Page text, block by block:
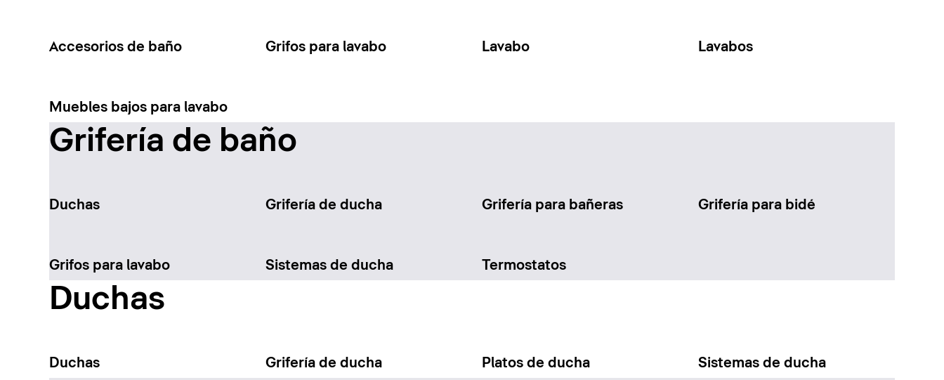
Accesorios de baño Grifos para lavabo Lavabo Lavabos
Muebles bajos para lavabo
Grifería de baño
Duchas Grifería de ducha Grifería para bañeras Grifería para bidé
Grifos para lavabo Sistemas de ducha Termostatos
Duchas
Duchas Grifería de ducha Platos de ducha Sistemas de ducha